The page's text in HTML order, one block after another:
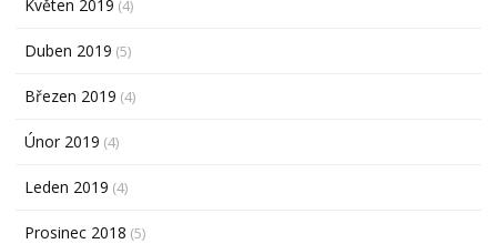
Květen 2019 (4)
Duben 2019 (5)
Březen 2019 (4)
Únor 2019 (4)
Leden 2019 (4)
Prosinec 2018 (5)